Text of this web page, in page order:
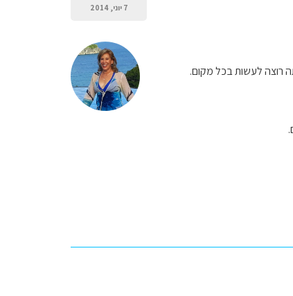
7 יוני, 2014
רוצה לעשות בכל מקום.